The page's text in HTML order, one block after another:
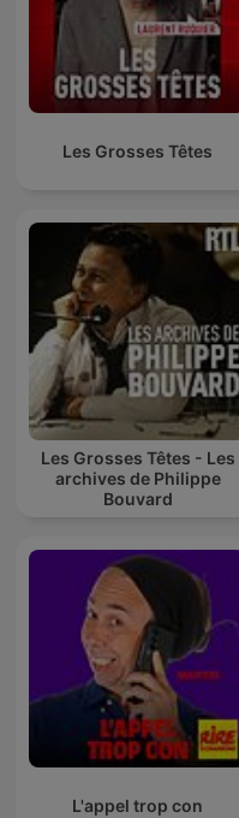
Les Grosses Têtes
Les Grosses Têtes - Les
archives de Philippe
Bouvard
L'appel trop con